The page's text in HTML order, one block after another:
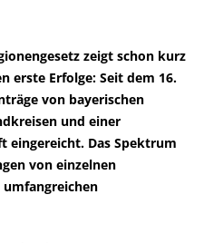
zeigt schon kurz
erste Erfolge: Seit dem 16.
von bayerischen
und einer
eingereicht. Das Spektrum
von einzelnen